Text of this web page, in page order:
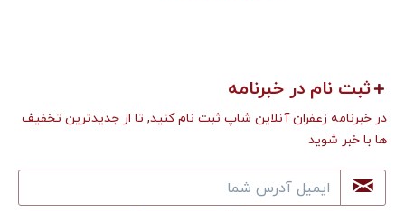
ثبت نام در خبرنامه
در خبرنامه زعفران آنلاین شاپ ثبت نام کنید, تا از جدیدترین تخفیف
ها با خبر شوید